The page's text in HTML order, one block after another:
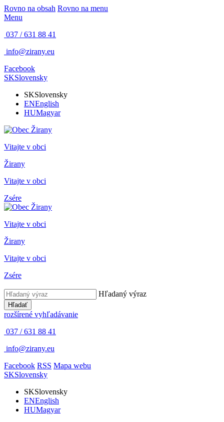
Rovno na obsah Rovno na menu
Menu
037 / 631 88 41
info@zirany.eu
Facebook
SKSlovensky
SKSlovensky
ENEnglish
HUMagyar
Vitajte v obci
Žirany
Vitajte v obci
Zsére
Vitajte v obci
Žirany
Vitajte v obci
Zsére
Hľadaný výraz
Hľadať
rozšírené vyhľadávanie
037 / 631 88 41
info@zirany.eu
Facebook RSS Mapa webu
SKSlovensky
SKSlovensky
ENEnglish
HUMagyar